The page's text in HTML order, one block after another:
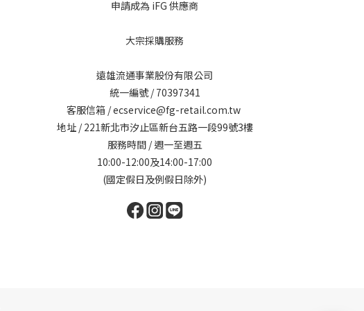
申請成為 iFG 供應商
大宗採購服務
遠雄流通事業股份有限公司
統一編號 / 70397341
客服信箱 / ecservice@fg-retail.com.tw
地址 / 221新北市汐止區新台五路一段99號3樓
服務時間 / 週一至週五
10:00-12:00及14:00-17:00
(國定假日及例假日除外)